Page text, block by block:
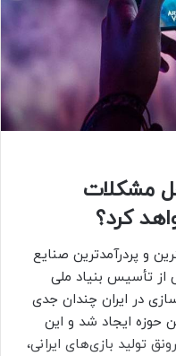
مشکلات
کرد؟
و پردرآمدترین صنایع
از تأسیس بنیاد ملی
در سال ۱۳۸۷ بازی سازی در ایران چندان جدی
حوزه ایجاد شد و این
تولید بازی‌های ایرانی،